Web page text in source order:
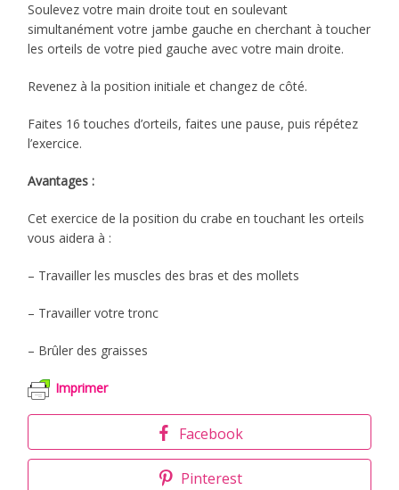
Soulevez votre main droite tout en soulevant
simultanément votre jambe gauche en cherchant à toucher
les orteils de votre pied gauche avec votre main droite.
Revenez à la position initiale et changez de côté.
Faites 16 touches d’orteils, faites une pause, puis répétez
l’exercice.
Avantages :
Cet exercice de la position du crabe en touchant les orteils
vous aidera à :
– Travailler les muscles des bras et des mollets
– Travailler votre tronc
– Brûler des graisses
Imprimer
Facebook
Pinterest